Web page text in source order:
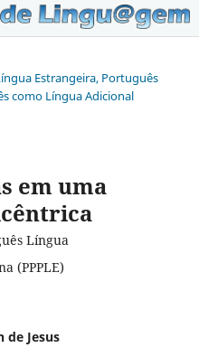
Estrangeira, Português
como Língua Adicional
em uma
Língua
(PPPLE)
de Jesus